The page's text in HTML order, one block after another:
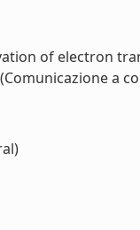
of electron
a